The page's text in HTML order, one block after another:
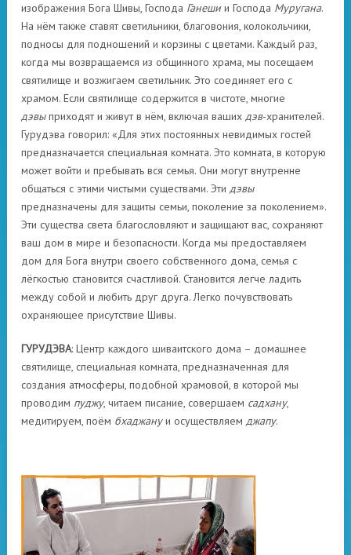
изображения Бога Шивы, Господа Ганешии Господа Муругана.
На нём также ставят светильники, благовония, колокольчики,
подносы для подношений и корзины с цветами. Каждый раз,
когда мы возвращаемся из общинного храма, мы посещаем
святилище и возжигаем светильник. Это соединяет его с
храмом. Если святилище содержится в чистоте, многие
дэвыприходят и живут в нём, включая ваших дэв-хранителей.
Гурудэва говорил: «Для этих постоянных невидимых гостей
предназначается специальная комната. Это комната, в которую
может войти и пребывать вся семья. Они могут внутренне
общаться с этими чистыми существами. Эти дэвы
предназначены для защиты семьи, поколение за поколением».
Эти существа света благословляют и защищают вас, сохраняют
ваш дом в мире и безопасности. Когда мы предоставляем
дом для Бога внутри своего собственного дома, семья с
лёгкостью становится счастливой. Становится легче ладить
между собой и любить друг друга. Легко почувствовать
охраняющее присутствие Шивы.
ГУРУДЭВА: Центр каждого шиваитского дома – домашнее
святилище, специальная комната, предназначенная для
создания атмосферы, подобной храмовой, в которой мы
проводим пуджу, читаем писание, совершаем садхану,
медитируем, поём бхаджануи осуществляем джапу.